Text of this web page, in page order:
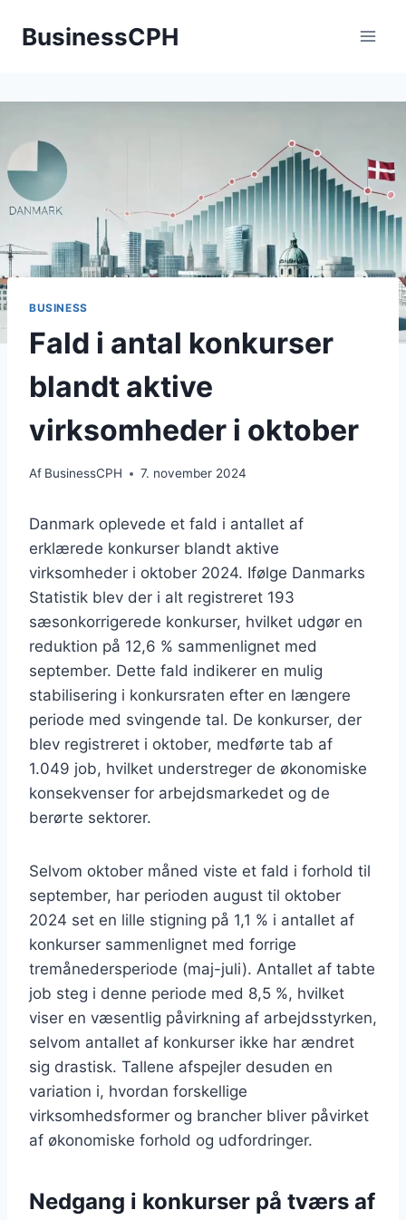
BusinessCPH
BUSINESS
Fald i antal konkurser
blandt aktive
virksomheder i oktober
Af BusinessCPH 7. november 2024
Danmark oplevede et fald i antallet af
erklærede konkurser blandt aktive
virksomheder i oktober 2024. Ifølge Danmarks
Statistik blev der i alt registreret 193
sæsonkorrigerede konkurser, hvilket udgør en
reduktion på 12,6 % sammenlignet med
september. Dette fald indikerer en mulig
stabilisering i konkursraten efter en længere
periode med svingende tal. De konkurser, der
blev registreret i oktober, medførte tab af
1.049 job, hvilket understreger de økonomiske
konsekvenser for arbejdsmarkedet og de
berørte sektorer.
Selvom oktober måned viste et fald i forhold til
september, har perioden august til oktober
2024 set en lille stigning på 1,1 % i antallet af
konkurser sammenlignet med forrige
tremånedersperiode (maj-juli). Antallet af tabte
job steg i denne periode med 8,5 %, hvilket
viser en væsentlig påvirkning af arbejdsstyrken,
selvom antallet af konkurser ikke har ændret
sig drastisk. Tallene afspejler desuden en
variation i, hvordan forskellige
virksomhedsformer og brancher bliver påvirket
af økonomiske forhold og udfordringer.
Nedgang i konkurser på tværs af